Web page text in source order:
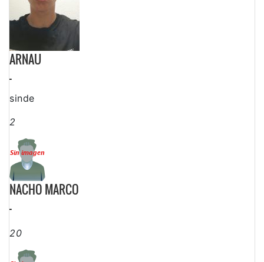
ARNAU
-
sinde
2
NACHO MARCO
-
20